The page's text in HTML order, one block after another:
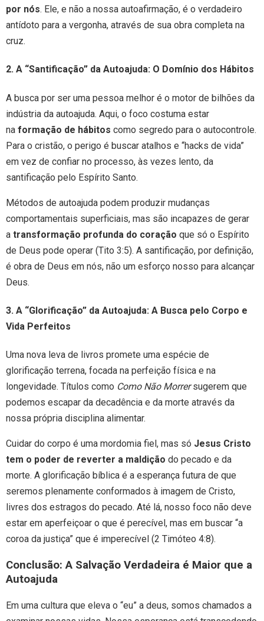
por nós. Ele, e não a nossa autoafirmação, é o verdadeiro
antídoto para a vergonha, através de sua obra completa na
cruz.
2. A “Santificação” da Autoajuda: O Domínio dos Hábitos
A busca por ser uma pessoa melhor é o motor de bilhões da
indústria da autoajuda. Aqui, o foco costuma estar
na formação de hábitos como segredo para o autocontrole.
Para o cristão, o perigo é buscar atalhos e “hacks de vida”
em vez de confiar no processo, às vezes lento, da
santificação pelo Espírito Santo.
Métodos de autoajuda podem produzir mudanças
comportamentais superficiais, mas são incapazes de gerar
a transformação profunda do coração que só o Espírito
de Deus pode operar (Tito 3:5). A santificação, por definição,
é obra de Deus em nós, não um esforço nosso para alcançar
Deus.
3. A “Glorificação” da Autoajuda: A Busca pelo Corpo e
Vida Perfeitos
Uma nova leva de livros promete uma espécie de
glorificação terrena, focada na perfeição física e na
longevidade. Títulos como Como Não Morrersugerem que
podemos escapar da decadência e da morte através da
nossa própria disciplina alimentar.
Cuidar do corpo é uma mordomia fiel, mas só Jesus Cristo
tem o poder de reverter a maldição do pecado e da
morte. A glorificação bíblica é a esperança futura de que
seremos plenamente conformados à imagem de Cristo,
livres dos estragos do pecado. Até lá, nosso foco não deve
estar em aperfeiçoar o que é perecível, mas em buscar “a
coroa da justiça” que é imperecível (2 Timóteo 4:8).
Conclusão: A Salvação Verdadeira é Maior que a
Autoajuda
Em uma cultura que eleva o “eu” a deus, somos chamados a